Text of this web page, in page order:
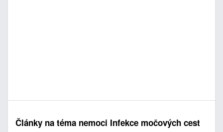
Články na téma nemoci Infekce močových cest